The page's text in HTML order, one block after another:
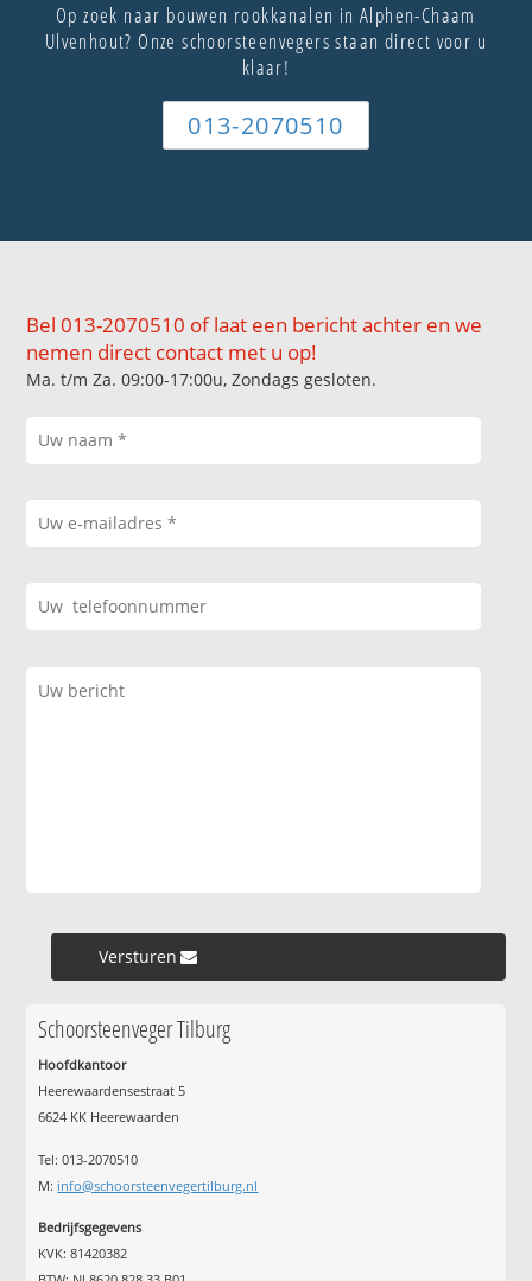
Op zoek naar bouwen rookkanalen in Alphen-Chaam
Ulvenhout? Onze schoorsteenvegers staan direct voor u
klaar!
013-2070510
Bel 013-2070510 of laat een bericht achter en we
nemen direct contact met u op!
Ma. t/m Za. 09:00-17:00u, Zondags gesloten.
Versturen »
Schoorsteenveger Tilburg
Hoofdkantoor
Heerewaardensestraat 5
6624 KK Heerewaarden
Tel: 013-2070510
M: info@schoorsteenvegertilburg.nl
Bedrijfsgegevens
KVK: 81420382